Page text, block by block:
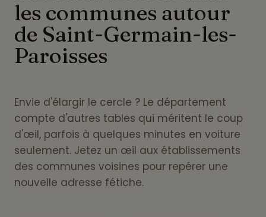
les communes autour
de Saint-Germain-les-
Paroisses
Envie d'élargir le cercle ? Le département
compte d'autres tables qui méritent le coup
d'œil, parfois à quelques minutes en voiture
seulement. Jetez un œil aux établissements
des communes voisines pour repérer une
nouvelle adresse fétiche.